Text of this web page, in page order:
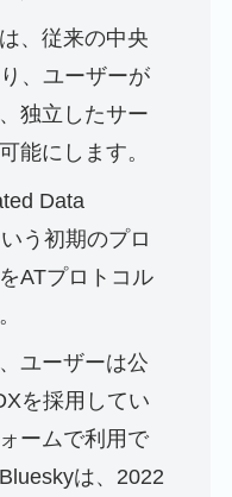
、従来の中央
、ユーザーが
独立したサー
能にします。
Data
う初期のプロ
ATプロトコル
ユーザーは公
を採用してい
ームで利用で
は、2022